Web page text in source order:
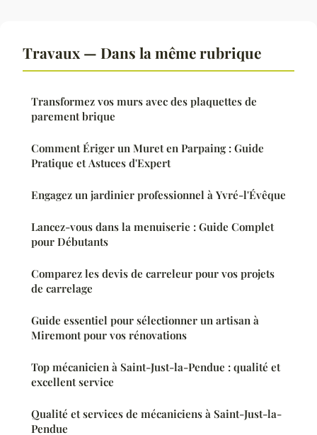
Travaux — Dans la même rubrique
Transformez vos murs avec des plaquettes de
parement brique
Comment Ériger un Muret en Parpaing : Guide
Pratique et Astuces d'Expert
Engagez un jardinier professionnel à Yvré-l'Évêque
Lancez-vous dans la menuiserie : Guide Complet
pour Débutants
Comparez les devis de carreleur pour vos projets
de carrelage
Guide essentiel pour sélectionner un artisan à
Miremont pour vos rénovations
Top mécanicien à Saint-Just-la-Pendue : qualité et
excellent service
Qualité et services de mécaniciens à Saint-Just-la-
Pendue